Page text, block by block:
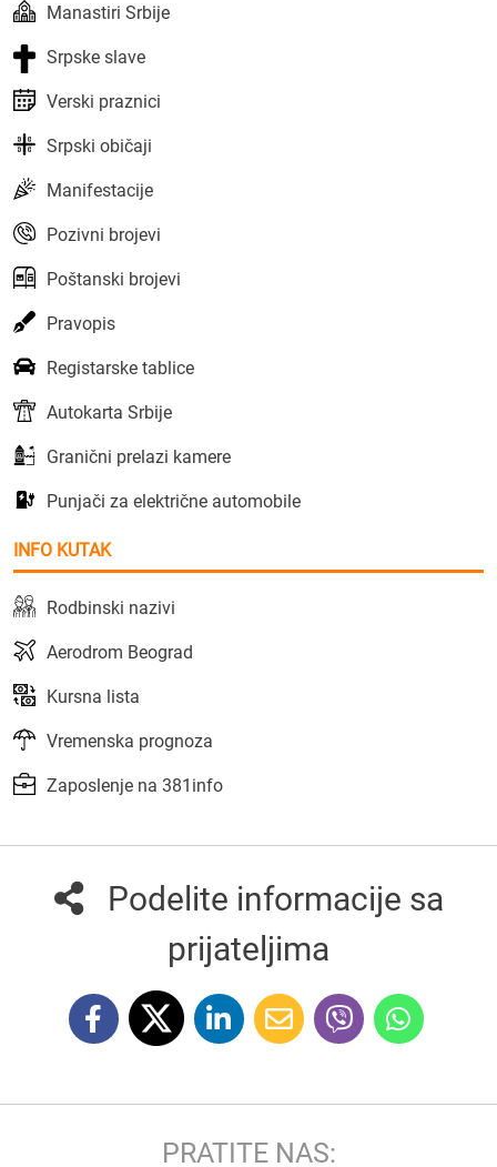
Manastiri Srbije
Srpske slave
Verski praznici
Srpski običaji
Manifestacije
Pozivni brojevi
Poštanski brojevi
Pravopis
Registarske tablice
Autokarta Srbije
Granični prelazi kamere
Punjači za električne automobile
INFO KUTAK
Rodbinski nazivi
Aerodrom Beograd
Kursna lista
Vremenska prognoza
Zaposlenje na 381info
Podelite informacije sa
prijateljima
PRATITE NAS: